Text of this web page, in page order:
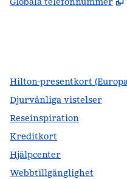
Hilton-presentkort
Djurvänliga vistelser
Reseinspiration
Kreditkort
Hjälpcenter
Webbtillgänglighet